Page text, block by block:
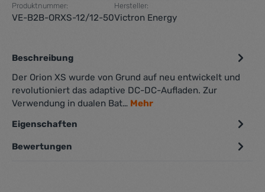
Produktnummer:
VE-B2B-ORXS-12/12-50
Hersteller:
Victron Energy
Beschreibung
Der Orion XS wurde von Grund auf neu entwickelt und
revolutioniert das adaptive DC-DC-Aufladen. Zur
Verwendung in dualen Bat… Mehr
Eigenschaften
Bewertungen